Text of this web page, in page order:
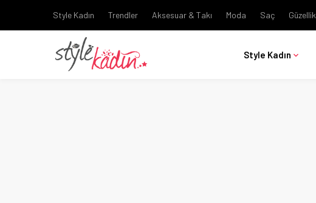
Style Kadın Trendler Aksesuar & Takı Moda Saç Güzellik
Style Kadın